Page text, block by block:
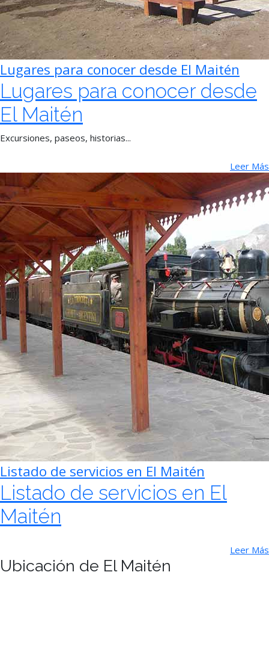
Lugares para conocer desde El Maitén
Lugares para conocer desde
El Maitén
Excursiones, paseos, historias...
Leer Más
Listado de servicios en El Maitén
Listado de servicios en El
Maitén
Leer Más
Ubicación de El Maitén